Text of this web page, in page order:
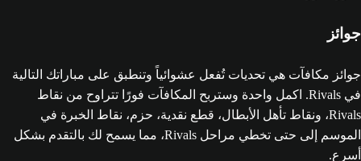
جوائز
جوائز مكافآت هي تحديات تُفعل عشوائياً وتنطبق على مباراتك التالية
في Rivals. اكمل واحدة وستربح المكافآت فورًا تتراوح من نقاط
Rivals، ونقاط تأهل الأبطال، قطع نقدية، حزم، نقاط الخبرة في
الموسم إلى حتى تخطي مراحل Rivals، مما يسمح لك بالتقدم بشكل
أسرع.